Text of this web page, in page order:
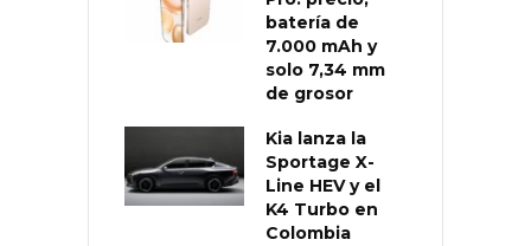
batería de
7.000 mAh y
solo 7,34 mm
de grosor
Kia lanza la
Sportage X-
Line HEV y el
K4 Turbo en
Colombia